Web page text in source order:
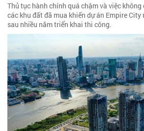
Thủ tục hành chính quá chậm và việc không
các khu đất đã mua khiến dự án Empire City
sau nhiều năm triển khai thi công.